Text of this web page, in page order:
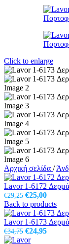
Click to enlarge
Αρχική σελίδα /
Lavor 1-6172
€29,25 Original
price
was:
€29,25.
€25,00Η
τιμή
είναι:
€25,00.
Back to products
Lavor 1-6173
€34,75 Original
price
€24,95Η